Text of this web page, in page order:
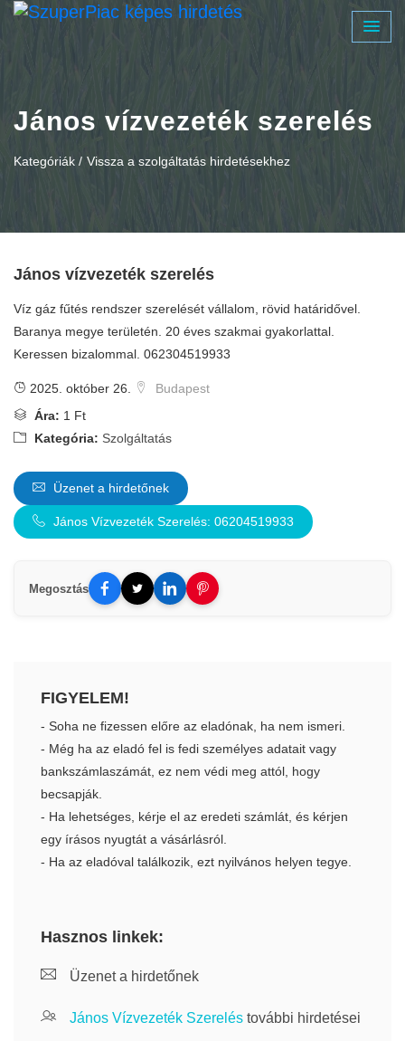
János vízvezeték szerelés
Kategóriák / Vissza a szolgáltatás hirdetésekhez
János vízvezeték szerelés
Víz gáz fűtés rendszer szerelését vállalom, rövid határidővel.
Baranya megye területén. 20 éves szakmai gyakorlattal.
Keressen bizalommal. 062304519933
2025. október 26.
Budapest
Ára: 1 Ft
Kategória: Szolgáltatás
Üzenet a hirdetőnek
János Vízvezeték Szerelés: 06204519933
Megosztás
FIGYELEM!
- Soha ne fizessen előre az eladónak, ha nem ismeri.
- Még ha az eladó fel is fedi személyes adatait vagy
bankszámlaszámát, ez nem védi meg attól, hogy
becsapják.
- Ha lehetséges, kérje el az eredeti számlát, és kérjen
egy írásos nyugtát a vásárlásról.
- Ha az eladóval találkozik, ezt nyilvános helyen tegye.
Hasznos linkek:
Üzenet a hirdetőnek
János Vízvezeték Szerelés további hirdetései